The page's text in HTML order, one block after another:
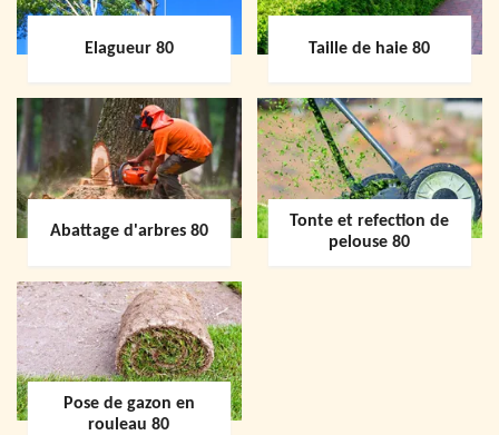
Elagueur 80 Taille de haie 80
Abattage d'arbres 80
Tonte et refection de
pelouse 80
Pose de gazon en
rouleau 80